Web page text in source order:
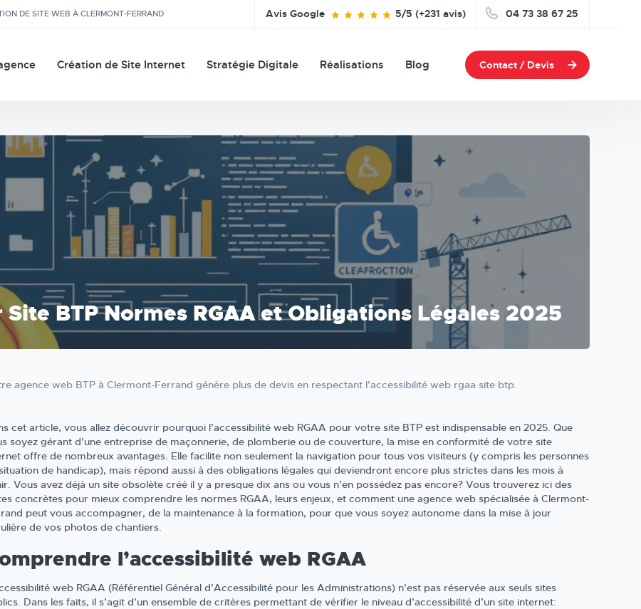
DE SITE WEB À CLERMONT-FERRAND Avis Google 5/5 (+231 avis) 04 73 38 67 25
Contact / Devis
Création de Site Internet Stratégie Digitale Réalisations Blog
BTP Normes RGAA et Obligations Légales 2025
agence web BTP à Clermont-Ferrand génère plus de devis en respectant l’accessibilité web rgaa site btp.
cet article, vous allez découvrir pourquoi l’accessibilité web RGAA pour votre site BTP est indispensable en 2025. Que
soyez gérant d’une entreprise de maçonnerie, de plomberie ou de couverture, la mise en conformité de votre site
offre de nombreux avantages. Elle facilite non seulement la navigation pour tous vos visiteurs (y compris les personnes
de handicap), mais répond aussi à des obligations légales qui deviendront encore plus strictes dans les mois à
Vous avez déjà un site obsolète créé il y a presque dix ans ou vous n’en possédez pas encore? Vous trouverez ici des
concrètes pour mieux comprendre les normes RGAA, leurs enjeux, et comment une agence web spécialisée à Clermont-
peut vous accompagner, de la maintenance à la formation, pour que vous soyez autonome dans la mise à jour
de vos photos de chantiers.
l’accessibilité web RGAA
web RGAA (Référentiel Général d’Accessibilité pour les Administrations) n’est pas réservée aux seuls sites
Dans les faits, il s’agit d’un ensemble de critères permettant de vérifier le niveau d’accessibilité d’un site internet: